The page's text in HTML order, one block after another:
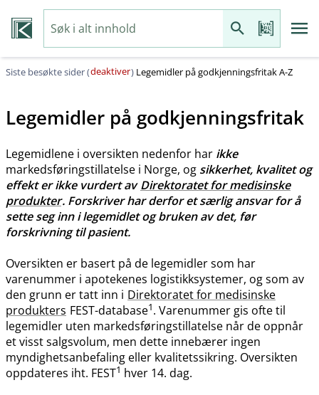
Siste besøkte sider (deaktiver) Legemidler på godkjenningsfritak A-Z
Legemidler på godkjenningsfritak
Legemidlene i oversikten nedenfor har ikke
markedsføringstillatelse i Norge, og sikkerhet, kvalitet og
effekt er ikke vurdert avDirektoratet for medisinske
produkter. Forskriver har derfor et særlig ansvar for å
sette seg inn i legemidlet og bruken av det, før
forskrivning til pasient.
Oversikten er basert på de legemidler som har
varenummer i apotekenes logistikksystemer, og som av
den grunn er tatt inn i Direktoratet for medisinske
produkters FEST-database1. Varenummer gis ofte til
legemidler uten markedsføringstillatelse når de oppnår
et visst salgsvolum, men dette innebærer ingen
myndighetsanbefaling eller kvalitetssikring. Oversikten
oppdateres iht. FEST1 hver 14. dag.